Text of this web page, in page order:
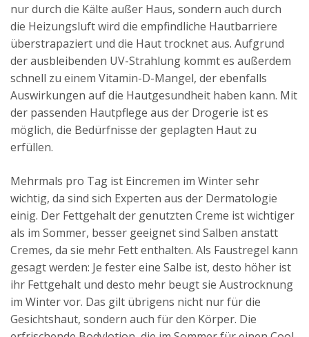
nur durch die Kälte außer Haus, sondern auch durch
die Heizungsluft wird die empfindliche Hautbarriere
überstrapaziert und die Haut trocknet aus. Aufgrund
der ausbleibenden UV-Strahlung kommt es außerdem
schnell zu einem Vitamin-D-Mangel, der ebenfalls
Auswirkungen auf die Hautgesundheit haben kann. Mit
der passenden Hautpflege aus der Drogerie ist es
möglich, die Bedürfnisse der geplagten Haut zu
erfüllen.
Mehrmals pro Tag ist Eincremen im Winter sehr
wichtig, da sind sich Experten aus der Dermatologie
einig. Der Fettgehalt der genutzten Creme ist wichtiger
als im Sommer, besser geeignet sind Salben anstatt
Cremes, da sie mehr Fett enthalten. Als Faustregel kann
gesagt werden: Je fester eine Salbe ist, desto höher ist
ihr Fettgehalt und desto mehr beugt sie Austrocknung
im Winter vor. Das gilt übrigens nicht nur für die
Gesichtshaut, sondern auch für den Körper. Die